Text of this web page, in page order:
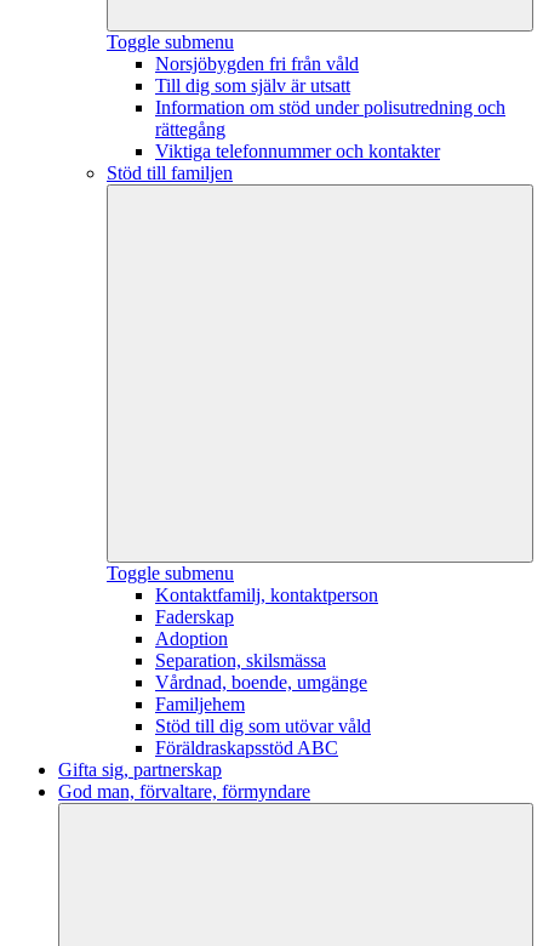
Toggle submenu
Norsjöbygden fri från våld
Till dig som själv är utsatt
Information om stöd under polisutredning och
rättegång
Viktiga telefonnummer och kontakter
Stöd till familjen
Toggle submenu
Kontaktfamilj, kontaktperson
Faderskap
Adoption
Separation, skilsmässa
Vårdnad, boende, umgänge
Familjehem
Stöd till dig som utövar våld
Föräldraskapsstöd ABC
Gifta sig, partnerskap
God man, förvaltare, förmyndare